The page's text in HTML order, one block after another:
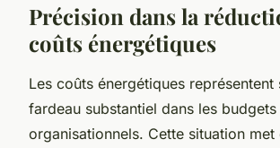
Précision dans la
coûts énergétiques
Les coûts énergétiques représentent
fardeau substantiel dans les
organisationnels. Cette situation met